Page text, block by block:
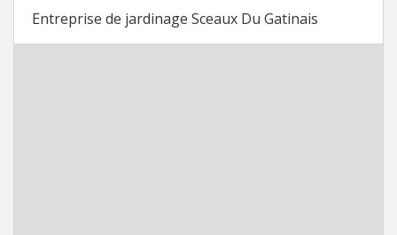
Entreprise de jardinage Sceaux Du Gatinais